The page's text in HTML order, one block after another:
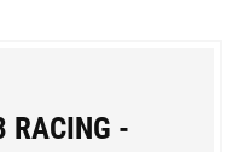
RACING -